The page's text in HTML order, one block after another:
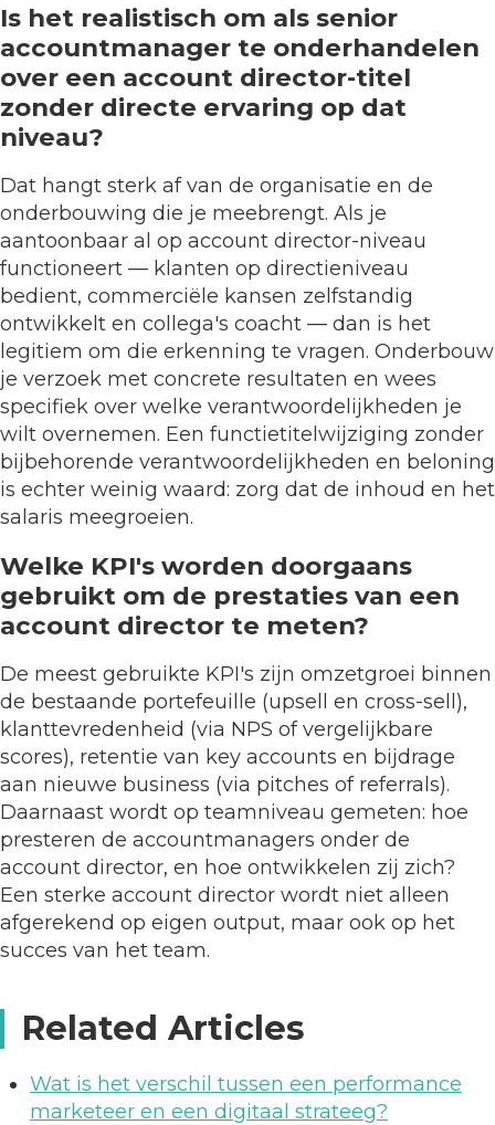
Is het realistisch om als senior
accountmanager te onderhandelen
over een account director-titel
zonder directe ervaring op dat
niveau?
Dat hangt sterk af van de organisatie en de
onderbouwing die je meebrengt. Als je
aantoonbaar al op account director-niveau
functioneert — klanten op directieniveau
bedient, commerciële kansen zelfstandig
ontwikkelt en collega's coacht — dan is het
legitiem om die erkenning te vragen. Onderbouw
je verzoek met concrete resultaten en wees
specifiek over welke verantwoordelijkheden je
wilt overnemen. Een functietitelwijziging zonder
bijbehorende verantwoordelijkheden en beloning
is echter weinig waard: zorg dat de inhoud en het
salaris meegroeien.
Welke KPI's worden doorgaans
gebruikt om de prestaties van een
account director te meten?
De meest gebruikte KPI's zijn omzetgroei binnen
de bestaande portefeuille (upsell en cross-sell),
klanttevredenheid (via NPS of vergelijkbare
scores), retentie van key accounts en bijdrage
aan nieuwe business (via pitches of referrals).
Daarnaast wordt op teamniveau gemeten: hoe
presteren de accountmanagers onder de
account director, en hoe ontwikkelen zij zich?
Een sterke account director wordt niet alleen
afgerekend op eigen output, maar ook op het
succes van het team.
Related Articles
Wat is het verschil tussen een performance
marketeer en een digitaal strateeg?